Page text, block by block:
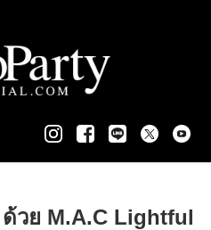
วย M.A.C Lightful